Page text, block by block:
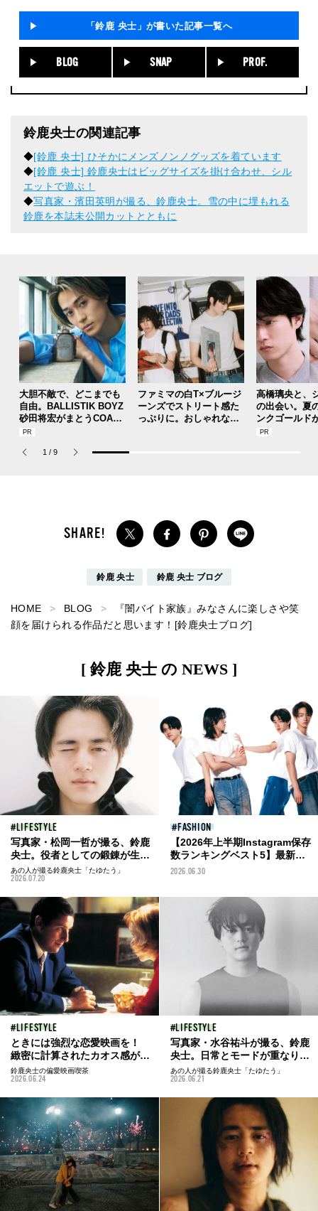
「鈴鹿 央士」が書いた記事一覧へ
BLOG SNAP PROF.
鈴鹿央士の関連記事
◆[鈴鹿 央士] ひそかにメンズノンノグッズを着ています
◆[鈴鹿 央士] 鈴鹿央士はビッグサイズを掛け合わせ、シル
エットで遊ぶ！
◆写真家・濱田英明が撮る、鈴鹿央士。雪の中に埋もれる
鈴鹿を本誌未公開カットとともに
大胆不敵で、どこまでも
自由。BALLISTIK BOYZ
砂田将宏がまとうCOACH
の新作フレグランス「コ
パルファム」
ファミマの白T×ブルージ
ーンズでストリート感た
っぷりに。おしゃれな人
高橋璃央と、
の出会い。夏
ンクゴールド
SUMMER
1 / 9
鈴鹿 央士 鈴鹿 央士 ブログ
HOME BLOG
『闇バイト家族』みなさんに楽しさや笑
顔を届けられる作品だと思います！[鈴鹿央士ブログ]
[ 鈴鹿 央士 の NEWS ]
LIFESTYLE
写真家・松岡一哲が撮る、鈴鹿
央士。役者としての鍛錬が生み
出す、何げない一瞬の美しさを
本誌未公開カットとともに。
あの人が撮る鈴鹿央士「たゆたう」
2026.07.20
FASHION
【2026年上半期Instagram保存
数ランキングベスト5】最新フ
ァッション&ビューティ、メン
一挙紹介！
2026.06.30
LIFESTYLE
ときには強烈な恋愛映画を！
緻密に計算されたカオス感がヤ
バい『パンチドランク・ラブ』
／鈴鹿央士の偏愛映画喫茶
鈴鹿央士の偏愛映画喫茶
2026.06.24
LIFESTYLE
写真家・水谷祐斗が撮る、鈴鹿
央士。日常とモードが重なり合
う多重露光のミラクルを鈴鹿を
本誌未公開カットとともに
あの人が撮る鈴鹿央士「たゆたう」
2026.06.21